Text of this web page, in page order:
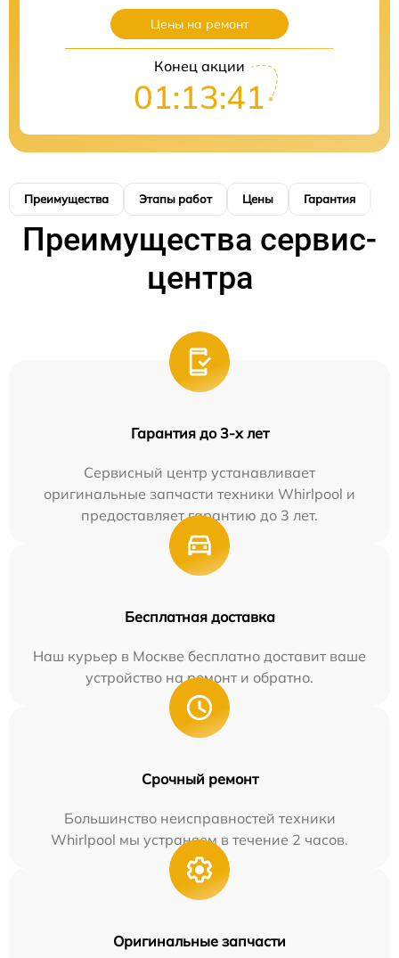
Цены на ремонт
Конец акции
01:13:40
Преимущества Этапы работ Цены Гарантия
Преимущества сервис-
центра
Гарантия до 3-х лет
Сервисный центр устанавливает
оригинальные запчасти техники Whirlpool и
предоставляет гарантию до 3 лет.
Бесплатная доставка
Наш курьер в Москве бесплатно доставит ваше
устройство на ремонт и обратно.
Срочный ремонт
Большинство неисправностей техники
Whirlpool мы устраняем в течение 2 часов.
Оригинальные запчасти